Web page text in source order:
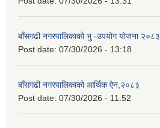
बाँसगढी नगरपालिकाको भु -उपयोग योजना २०८३
Post date: 07/30/2026 - 13:18
बाँसगढी नगरपालिकाको आर्थिक ऐन,२०८३
Post date: 07/30/2026 - 11:52